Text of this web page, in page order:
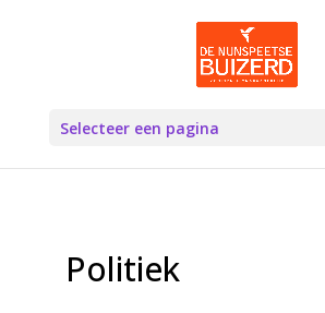
Selecteer een pagina
Politiek